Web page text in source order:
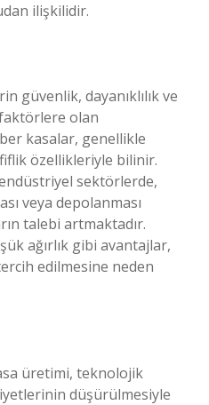
ilişkilidir.
güvenlik, dayanıklılık ve
olan
kasalar, genellikle
özellikleriyle bilinir.
sektörlerde,
veya depolanması
talebi artmaktadır.
ağırlık gibi avantajlar,
edilmesine neden
üretimi, teknolojik
düşürülmesiyle